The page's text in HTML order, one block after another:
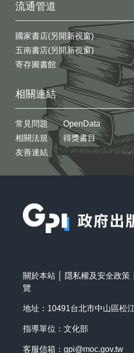
流通管道
國家書店(另開新視窗)
五南書店(另開新視窗)
寄存圖書館
相關連結
常見問題
相關法規
友善連結
OpenData
得獎書目
關於本站 隱私權及安全政策
覽
地址：10491台北市中山區松
指導單位：文化部
客服信箱： gpi@moc.gov.tw